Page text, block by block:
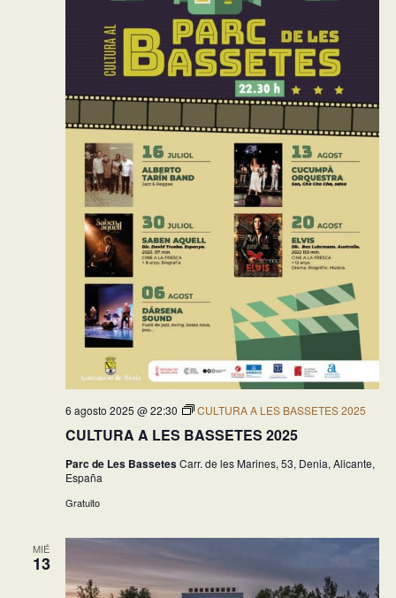
CULTURA A LES BASSETES 2025
6 agosto 2025 @ 22:30 CULTURA A LES BASSETES 2025
Parc de Les BassetesCarr. de les Marines, 53, Denia, Alicante,
España
Gratuito
MIÉ
13